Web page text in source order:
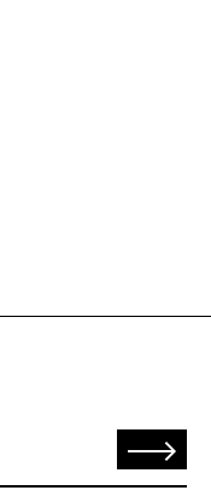
Senden